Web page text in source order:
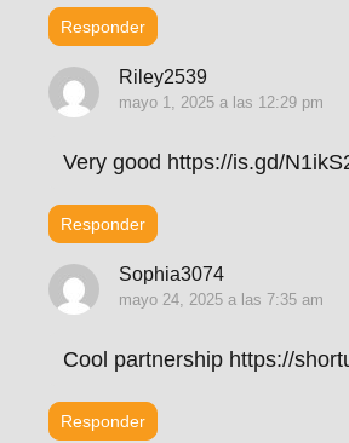
Responder
Riley2539
mayo 1, 2025 a las 12:29 pm
Very good https://is.gd/
Responder
Sophia3074
mayo 24, 2025 a las 7:35 am
Cool partnership https://
Responder